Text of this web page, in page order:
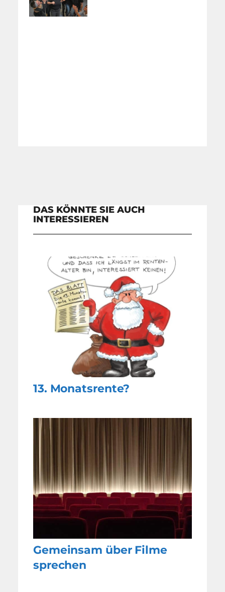
DAS KÖNNTE SIE AUCH
INTERESSIEREN
13. Monatsrente?
Gemeinsam über Filme
sprechen